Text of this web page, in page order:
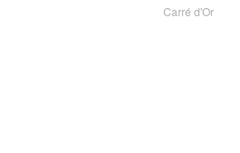
Carré d'Or